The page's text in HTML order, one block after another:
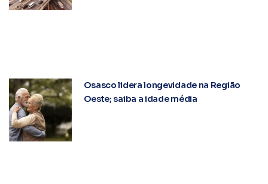
Osasco lidera longevidade na Região
Oeste; saiba a idade média